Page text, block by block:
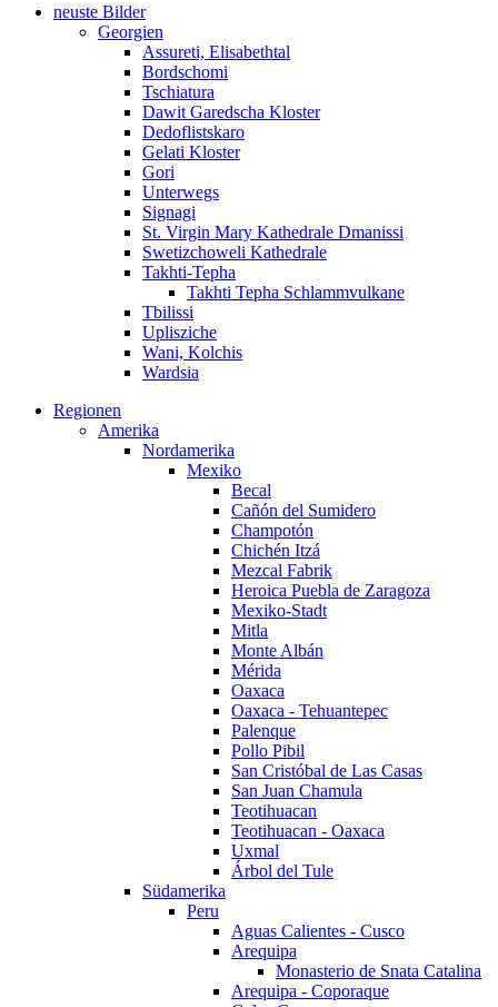
neuste Bilder
Georgien
Assureti, Elisabethtal
Bordschomi
Tschiatura
Dawit Garedscha Kloster
Dedoflistskaro
Gelati Kloster
Gori
Unterwegs
Signagi
St. Virgin Mary Kathedrale Dmanissi
Swetizchoweli Kathedrale
Takhti-Tepha
Takhti Tepha Schlammvulkane
Tbilissi
Uplisziche
Wani, Kolchis
Wardsia
Regionen
Amerika
Nordamerika
Mexiko
Becal
Cañón del Sumidero
Champotón
Chichén Itzá
Mezcal Fabrik
Heroica Puebla de Zaragoza
Mexiko-Stadt
Mitla
Monte Albán
Mérida
Oaxaca
Oaxaca - Tehuantepec
Palenque
Pollo Pibil
San Cristóbal de Las Casas
San Juan Chamula
Teotihuacan
Teotihuacan - Oaxaca
Uxmal
Árbol del Tule
Südamerika
Peru
Aguas Calientes - Cusco
Arequipa
Monasterio de Snata Catalina
Arequipa - Coporaque